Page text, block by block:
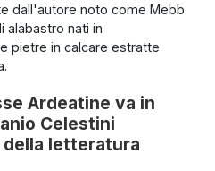
dall'autore noto come Mebb.
alabastro nati in
pietre in calcare estratte
Ardeatine va in
Celestini
letteratura